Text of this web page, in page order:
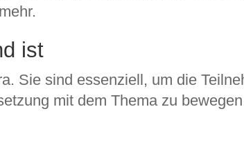
ist
Sie sind essenziell, um die
mit dem Thema zu